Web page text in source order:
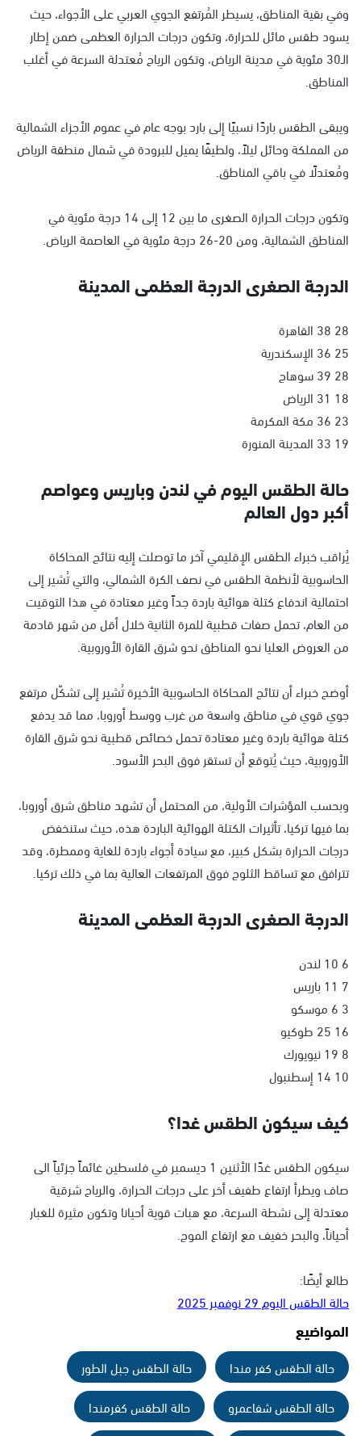
وفي بقية المناطق، يسيطر المُرتفع الجوي العربي على الأجواء، حيث
يسود طقس مائل للحرارة، وتكون درجات الحرارة العظمى ضمن إطار
الـ30 مئوية في مدينة الرياض، وتكون الرياح مُعتدلة السرعة في أغلب
المناطق.
ويبقى الطقس باردًا نسبيًا إلى بارد بوجه عام في عموم الأجزاء الشمالية
من المملكة وحائل ليلاً، ولطيفًا يميل للبرودة في شمال منطقة الرياض
ومُعتدلًا في باقي المناطق.
وتكون درجات الحرارة الصغرى ما بين 12 إلى 14 درجة مئوية في
المناطق الشمالية، ومن 20-26 درجة مئوية في العاصمة الرياض.
الدرجة الصغرى الدرجة العظمى المدينة
28 38 القاهرة
25 36 الإسكندرية
28 39 سوهاج
18 31 الرياض
23 36 مكة المكرمة
19 33 المدينة المنورة
حالة الطقس اليوم في لندن وباريس وعواصم
أكبر دول العالم
يُراقب خبراء الطقس الإقليمي آخر ما توصلت إليه نتائج المحاكاة
الحاسوبية لأنظمة الطقس في نصف الكرة الشمالي، والتي تُشير إلى
احتمالية اندفاع كتلة هوائية باردة جداً وغير معتادة في هذا التوقيت
من العام، تحمل صفات قطبية للمرة الثانية خلال أقل من شهر قادمة
من العروض العليا نحو المناطق نحو شرق القارة الأوروبية.
أوضح خبراء أن نتائج المحاكاة الحاسوبية الأخيرة تُشير إلى تشكّل مرتفع
جوي قوي في مناطق واسعة من غرب ووسط أوروبا، مما قد يدفع
كتلة هوائية باردة وغير معتادة تحمل خصائص قطبية نحو شرق القارة
الأوروبية، حيث يُتوقع أن تستقر فوق البحر الأسود.
وبحسب المؤشرات الأولية، من المحتمل أن تشهد مناطق شرق أوروبا،
بما فيها تركيا، تأثيرات الكتلة الهوائية الباردة هذه، حيث ستنخفض
درجات الحرارة بشكل كبير، مع سيادة أجواء باردة للغاية وممطرة، وقد
تترافق مع تساقط الثلوج فوق المرتفعات العالية بما في ذلك تركيا.
الدرجة الصغرى الدرجة العظمى المدينة
6 10 لندن
7 11 باريس
3 6 موسكو
16 25 طوكيو
8 19 نيويورك
10 14 إسطنبول
كيف سيكون الطقس غدا؟
سيكون الطقس غدًا الأثنين 1 ديسمبر في فلسطين غائماً جزئياً الى
صاف ويطرأ ارتفاع طفيف أخر على درجات الحرارة، والرياح شرقية
معتدلة إلى نشطة السرعة، مع هبات قوية أحيانا وتكون مثيرة للغبار
أحياناً، والبحر خفيف مع ارتفاع الموج.
طالع أيضًا:
حالة الطقس اليوم 29 نوفمبر 2025
المواضيع
حالة الطقس كفر مندا
حالة الطقس جبل الطور
حالة الطقس شفاعمرو
حالة الطقس كفرمندا